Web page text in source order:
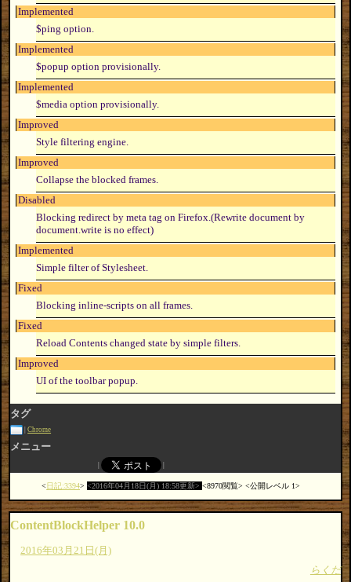
Implemented
$ping option.
Implemented
$popup option provisionally.
Implemented
$media option provisionally.
Improved
Style filtering engine.
Improved
Collapse the blocked frames.
Disabled
Blocking redirect by meta tag on Firefox.(Rewrite document by
document.write is no effect)
Implemented
Simple filter of Stylesheet.
Fixed
Blocking inline-scripts on all frames.
Fixed
Reload Contents changed state by simple filters.
Improved
UI of the toolbar popup.
タグ
Chrome
メニュー
日記:3394 2016年04月18日(月) 18:58更新 8970閲覧 公開レベル 1
ContentBlockHelper 10.0
2016年03月21日(月)
らくだ